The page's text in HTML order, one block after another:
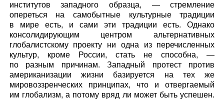
институтов западного образца, — стремление
опереться на самобытные культурные традиции
в мире есть, и сами эти традиции есть. Однако
консолидирующим центром альтернативных
глобалистскому проекту ни одна из перечисленных
культур, кроме России, стать не способна, —
по разным причинам. Западный протест против
американизации жизни базируется на тех же
мировоззренческих принципах, что и отвергаемый
им глобализм, а потому вряд ли может быть успешен.